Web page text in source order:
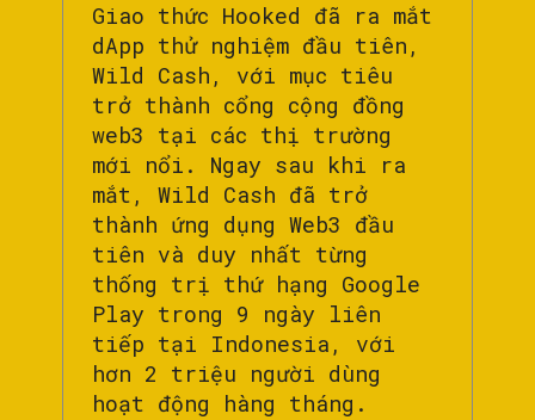
Giao thức Hooked đã ra mắt
dApp thử nghiệm đầu tiên,
Wild Cash, với mục tiêu
trở thành cổng cộng đồng
web3 tại các thị trường
mới nổi. Ngay sau khi ra
mắt, Wild Cash đã trở
thành ứng dụng Web3 đầu
tiên và duy nhất từng
thống trị thứ hạng Google
Play trong 9 ngày liên
tiếp tại Indonesia, với
hơn 2 triệu người dùng
hoạt động hàng tháng.